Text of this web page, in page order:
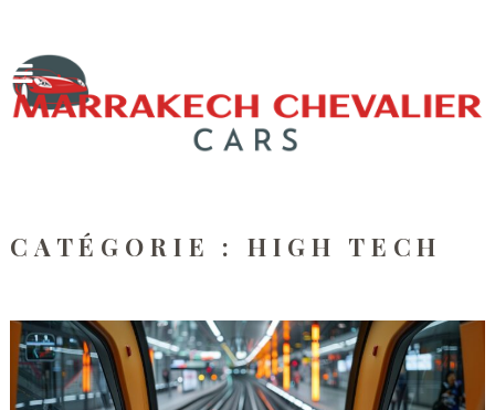
CATÉGORIE : HIGH TECH